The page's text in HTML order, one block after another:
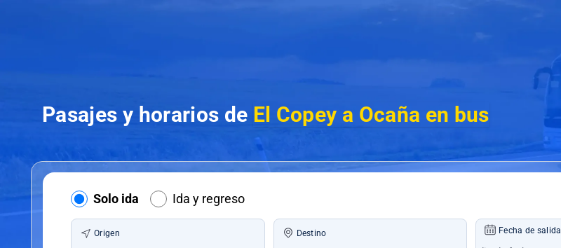
Pasajes y horarios de El Copey a Ocaña en bus
Solo ida Ida y regreso
Origen Destino Fecha de salida